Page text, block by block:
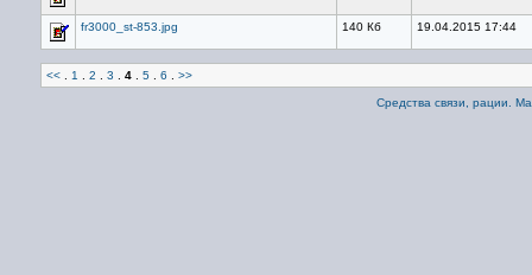
fr3000_st-853.jpg 140 Кб 19.04.2015 17:44
<< 1 2 3 4 5 6 >>
Средства связи, рации.